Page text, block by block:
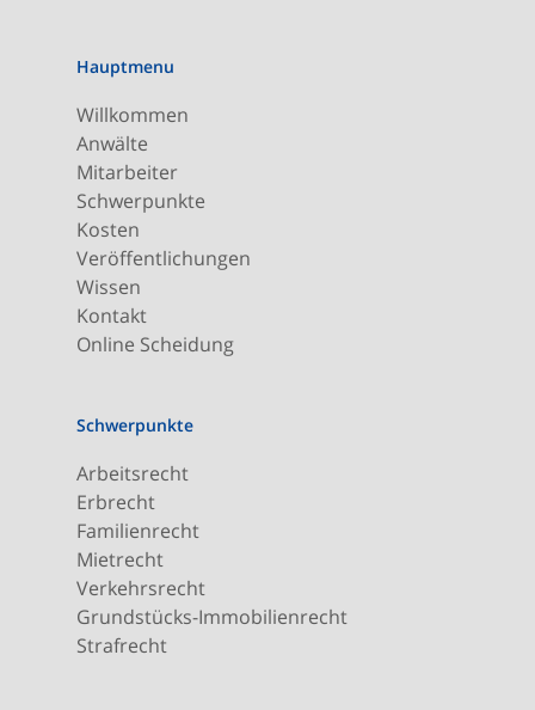
Hauptmenu
Willkommen
Anwälte
Mitarbeiter
Schwerpunkte
Kosten
Veröffentlichungen
Wissen
Kontakt
Online Scheidung
Schwerpunkte
Arbeitsrecht
Erbrecht
Familienrecht
Mietrecht
Verkehrsrecht
Grundstücks-Immobilienrecht
Strafrecht